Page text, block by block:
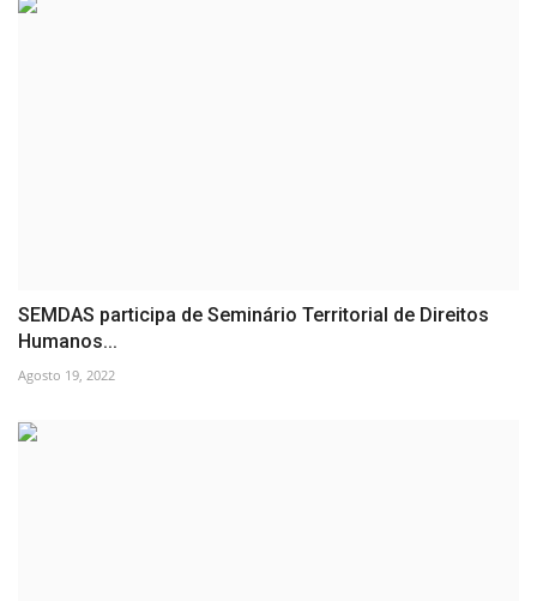
SEMDAS participa de Seminário Territorial de Direitos
Humanos...
Agosto 19, 2022